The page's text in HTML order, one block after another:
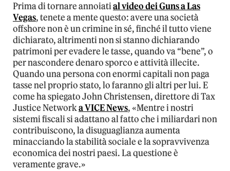
Prima di tornare annoiatial video dei Guns a Las
Vegas, tenete a mente questo: avere una società
offshore non è un crimine in sé, finché il tutto viene
dichiarato, altrimenti non si stanno dichiarando
patrimoni per evadere le tasse, quando va “bene”, o
per nascondere denaro sporco e attività illecite.
Quando una persona con enormi capitali non paga
tasse nel proprio stato, lo faranno gli altri per lui. E
come ha spiegato John Christensen, direttore di Tax
Justice Networka VICE News, «Mentre i nostri
sistemi fiscali si adattano al fatto che i miliardari non
contribuiscono, la disuguaglianza aumenta
minacciando la stabilità sociale e la sopravvivenza
economica dei nostri paesi. La questione è
veramente grave.»